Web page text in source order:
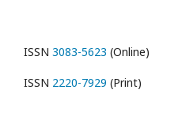
ISSN 3083-5623 (Online)
ISSN 2220-7929 (Print)